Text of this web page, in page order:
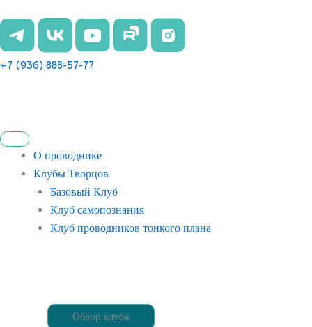
к
содержимому
+7 (936) 888-57-77
О проводнике
Клубы Творцов
Базовый Клуб
Клуб самопознания
Клуб проводников тонкого плана
Обзор клуба